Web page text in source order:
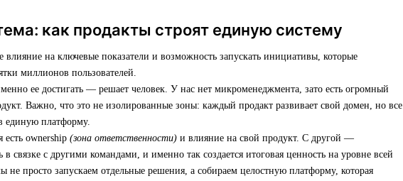
как продакты строят единую систему
влияние на ключевые показатели и возможность запускать инициативы, которые
миллионов пользователей.
ее достигать — решает человек. У нас нет микроменеджмента, зато есть огромный
Важно, что это не изолированные зоны: каждый продакт развивает свой домен, но все
единую платформу.
есть ownership (зона ответственности) и влияние на свой продукт. С другой —
в связке с другими командами, и именно так создается итоговая ценность на уровне всей
не просто запускаем отдельные решения, а собираем целостную платформу, которая